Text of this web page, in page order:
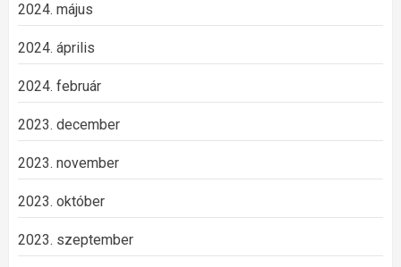
2024. május
2024. április
2024. február
2023. december
2023. november
2023. október
2023. szeptember